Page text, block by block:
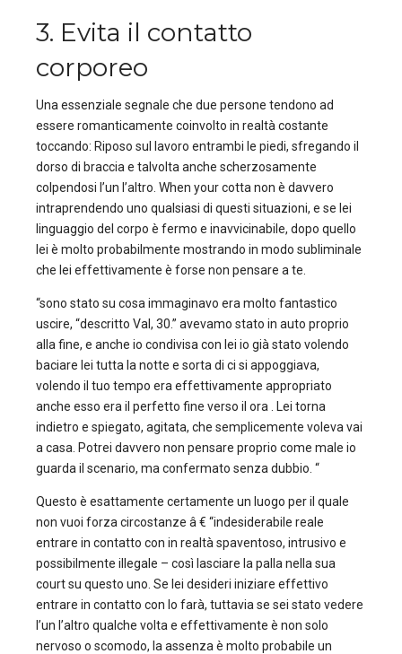
3. Evita il contatto
corporeo
Una essenziale segnale che due persone tendono ad
essere romanticamente coinvolto in realtà costante
toccando: Riposo sul lavoro entrambi le piedi, sfregando il
dorso di braccia e talvolta anche scherzosamente
colpendosi l’un l’altro. When your cotta non è davvero
intraprendendo uno qualsiasi di questi situazioni, e se lei
linguaggio del corpo è fermo e inavvicinabile, dopo quello
lei è molto probabilmente mostrando in modo subliminale
che lei effettivamente è forse non pensare a te.
“sono stato su cosa immaginavo era molto fantastico
uscire, “descritto Val, 30.” avevamo stato in auto proprio
alla fine, e anche io condivisa con lei io già stato volendo
baciare lei tutta la notte e sorta di ci si appoggiava,
volendo il tuo tempo era effettivamente appropriato
anche esso era il perfetto fine verso il ora . Lei torna
indietro e spiegato, agitata, che semplicemente voleva vai
a casa. Potrei davvero non pensare proprio come male io
guarda il scenario, ma confermato senza dubbio. “
Questo è esattamente certamente un luogo per il quale
non vuoi forza circostanze â € “indesiderabile reale
entrare in contatto con in realtà spaventoso, intrusivo e
possibilmente illegale – così lasciare la palla nella sua
court su questo uno. Se lei desideri iniziare effettivo
entrare in contatto con lo farà, tuttavia se sei stato vedere
l’un l’altro qualche volta e effettivamente è non solo
nervoso o scomodo, la assenza è molto probabile un